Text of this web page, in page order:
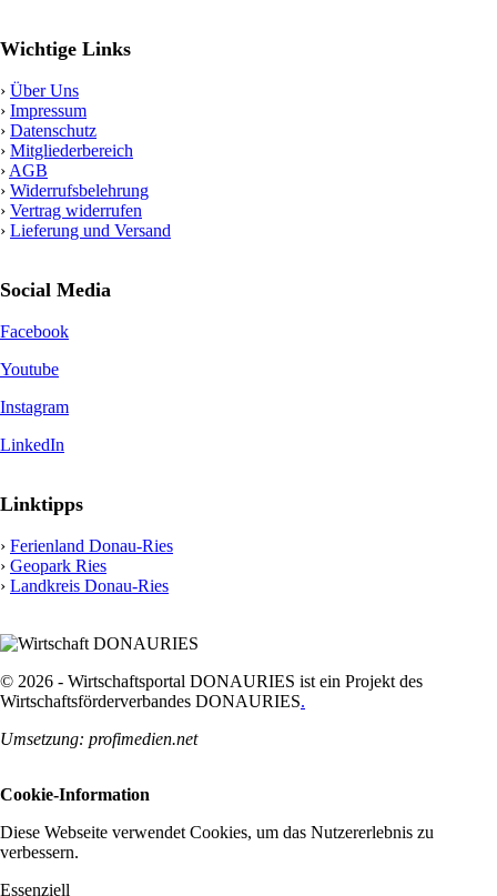
Wichtige Links
› Über Uns
› Impressum
› Datenschutz
› Mitgliederbereich
› AGB
› Widerrufsbelehrung
› Vertrag widerrufen
› Lieferung und Versand
Social Media
Facebook
Youtube
Instagram
LinkedIn
Linktipps
› Ferienland Donau-Ries
› Geopark Ries
› Landkreis Donau-Ries
© 2026 - Wirtschaftsportal DONAURIES ist ein Projekt des
Wirtschaftsförderverbandes DONAURIES.
Umsetzung: profimedien.net
Cookie-Information
Diese Webseite verwendet Cookies, um das Nutzererlebnis zu
verbessern.
Essenziell